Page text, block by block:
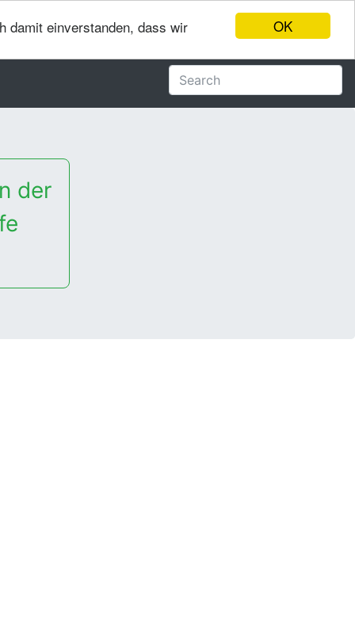
OK
damit einverstanden, dass wir
der